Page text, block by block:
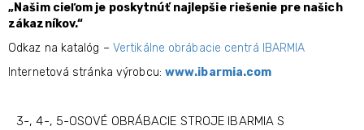
„Našim cieľom je poskytnúť najlepšie riešenie pre našich
zákazníkov.“
Odkaz na katalóg – Vertikálne obrábacie centrá IBARMIA
Internetová stránka výrobcu: www.ibarmia.com
3-, 4-, 5-OSOVÉ OBRÁBACIE STROJE IBARMIA S